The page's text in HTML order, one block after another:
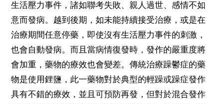
生活壓力事件，諸如聯考失敗、親人過世、感情不如
意而發病。越到後期，如未能持續接受治療，或是在
治療期間任意停藥，即使沒有生活壓力事件的刺激，
也會自動發病。而且當病情復發時，發作的嚴重度將
會加重，藥物的療效也會變差。傳統治療躁鬱症的藥
物是使用鋰鹽，此一藥物對於典型的輕躁或躁症發作
具有不錯的療效，並且可預防再發，但對於混合發作